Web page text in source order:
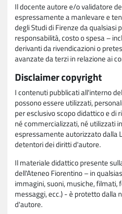
Il docente autore e/o validatore
espressamente a manlevare e
degli Studi di Firenze da qualsiasi
responsabilità, costo o spesa –
derivanti da rivendicazioni o
avanzate da terzi in relazione ai
Disclaimer copyright
I contenuti pubblicati all'interno
possono essere utilizzati,
per esclusivo scopo didattico e di
né commercializzati, né utilizzati
espressamente autorizzato dalla
detentori dei diritti d'autore.
Il materiale didattico presente
dell'Ateneo Fiorentino – in
immagini, suoni, musiche, filmati,
messaggi, ecc.) - è protetto dalla
d'autore.